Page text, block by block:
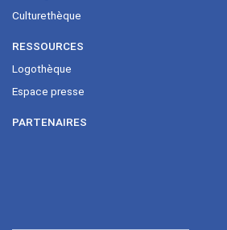
Culturethèque
RESSOURCES
Logothèque
Espace presse
PARTENAIRES